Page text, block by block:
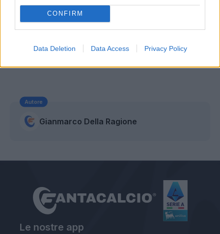
CONFIRM
Data Deletion Data Access Privacy Policy
Autore
Gianmarco Della Ragione
Le nostre app